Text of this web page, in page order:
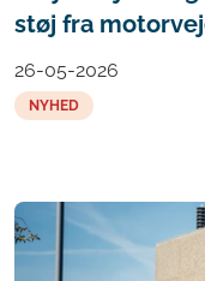
støj fra
26-05-2026
NYHED